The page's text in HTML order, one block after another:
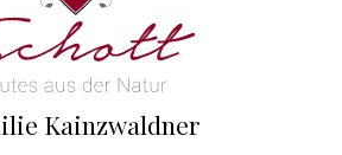
Kainzwaldner